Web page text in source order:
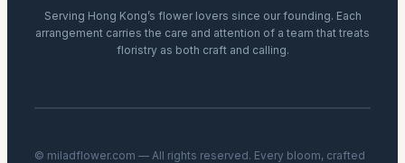
Serving Hong Kong’s flower lovers since our founding. Each
arrangement carries the care and attention of a team that treats
floristry as both craft and calling.
© miladflower.com — All rights reserved. Every bloom, crafted